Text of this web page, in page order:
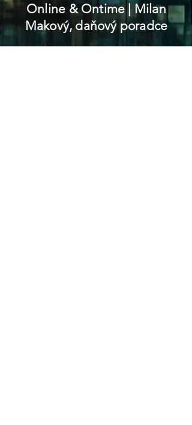
Online & Ontime| Milan
Makový, daňový poradce